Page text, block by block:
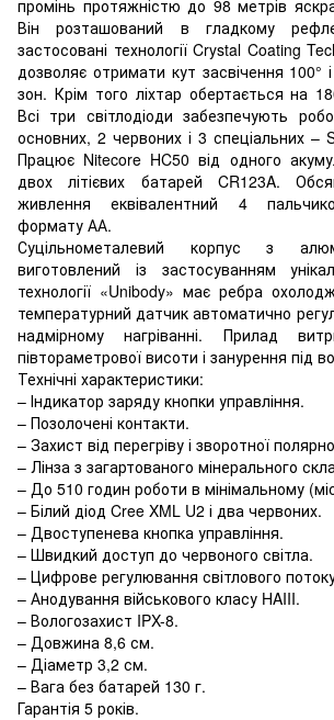
промінь протяжністю до 98 метрів
Він розташований в гладкому
застосовані технології Crystal Coating
дозволяє отримати кут засвічення 100°
зон. Крім того ліхтар обертається на
Всі три світлодіоди забезпечують
основних, 2 червоних і 3 спеціальних –
Працює Nitecore HC50 від одного
двох літієвих батарей CR123A.
живлення еквівалентний 4
формату АА.
Суцільнометалевий корпус з
виготовлений із застосуванням
технології «Unibody» має ребра
температурний датчик автоматично
надмірному нагріванні. Прилад
півтораметрової висоти і занурення під
Технічні характеристики:
– Індикатор заряду кнопки управління.
– Позолочені контакти.
– Захист від перегріву і зворотної
– Лінза з загартованого мінерального
– До 510 годин роботи в мінімальному
– Білий діод Cree XML U2 і два червоних.
– Двоступенева кнопка управління.
– Швидкий доступ до червоного світла.
– Цифрове регулювання світлового
– Анодування військового класу HAIII.
– Вологозахист IPX-8.
– Довжина 8,6 см.
– Діаметр 3,2 см.
– Вага без батарей 130 г.
Гарантія 5 років.